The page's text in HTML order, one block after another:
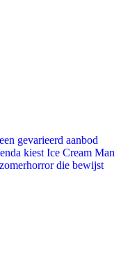
gevarieerd aanbod
kiest Ice Cream Man
die bewijst